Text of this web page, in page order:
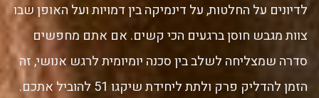
לדיונים על החלטות, על דינמיקה בין דמויות ועל האופן שבו
צוות מגבש חוסן ברגעים הכי קשים. אם אתם מחפשים
סדרה שמצליחה לשלב בין סכנה יומיומית לרגש אנושי, זה
הזמן להדליק פרק ולתת ליחידת שיקגו 51 להוביל אתכם.